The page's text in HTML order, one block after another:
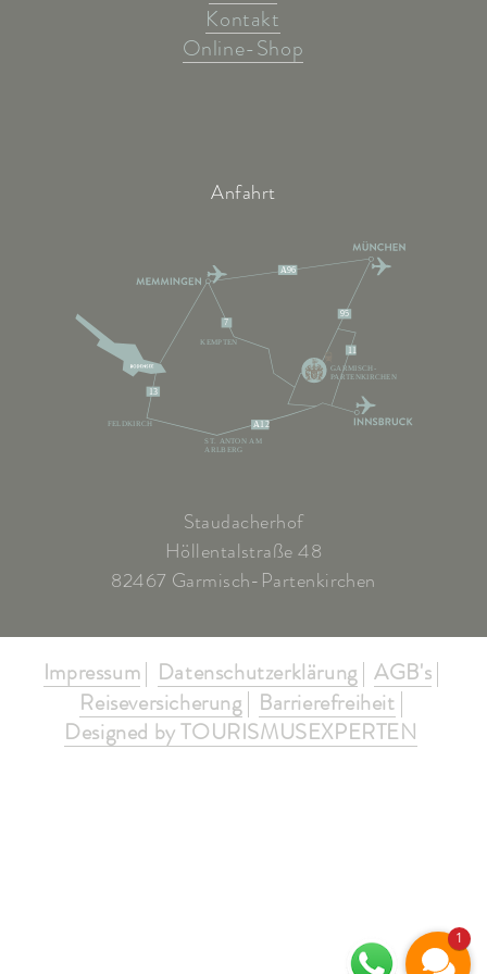
Kontakt
Online-Shop
Anfahrt
A96
95
11
7
A12
13
KEMPTEN
ST. ANTON AM
ARLBERG
FELDKIRCH
GARMISCH-
PARTENKIRCHEN
Staudacherhof
Höllentalstraße 48
82467 Garmisch-Partenkirchen
Impressum Datenschutzerklärung
AGB's
Reiseversicherung
Barrierefreiheit
Designed by TOURISMUSEXPERTEN
1